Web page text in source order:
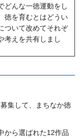
どんな一徳運動をし
徳を育むとはどうい
ついて改めてそれぞ
考えを共有しまし
集して、まちなか徳
から選ばれた12作品